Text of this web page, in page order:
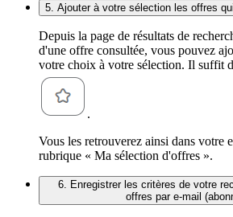
5. Ajouter à votre sélection les offres
Depuis la page de résultats de
d'une offre consultée, vous pouvez
votre choix à votre sélection. Il suffit
.
Vous les retrouverez ainsi dans votre
rubrique « Ma sélection d'offres ».
6. Enregistrer les critères de votre
offres par e-mail